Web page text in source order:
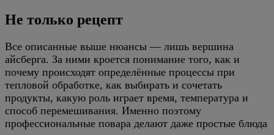
Не только рецепт
Все описанные выше нюансы — лишь вершина
айсберга. За ними кроется понимание того, как и
почему происходят определённые процессы при
тепловой обработке, как выбирать и сочетать
продукты, какую роль играет время, температура и
способ перемешивания. Именно поэтому
профессиональные повара делают даже простые блюда